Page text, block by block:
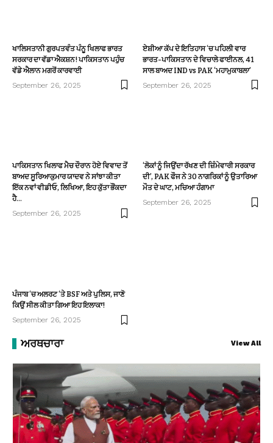
ਖਾਲਿਸਤਾਨੀ ਗੁਰਪਤਵੰਤ ਪੰਨੂ ਖਿਲਾਫ ਭਾਰਤ
ਸਰਕਾਰ ਦਾ ਵੱਡਾ ਐਕਸ਼ਨ! ਪਾਕਿਸਤਾਨ ਪਹੁੰਚ
ਵੱਡੇ ਐਲਾਨ ਮਗਰੋਂ ਕਾਰਵਾਈ
September 26, 2025
ਏਸ਼ੀਆ ਕੱਪ ਦੇ ਇਤਿਹਾਸ ‘ਚ ਪਹਿਲੀ ਵਾਰ
ਭਾਰਤ-ਪਾਕਿਸਤਾਨ ਦੇ ਵਿਚਾਲੇ ਫਾਈਨਲ, 41
ਸਾਲ ਬਾਅਦ IND vs PAK ‘ਮਹਾਮੁਕਾਬਲਾ’
September 26, 2025
ਪਾਕਿਸਤਾਨ ਖਿਲਾਫ ਮੈਚ ਦੌਰਾਨ ਹੋਏ ਵਿਵਾਦ ਤੋਂ
ਬਾਅਦ ਸੂਰਿਆਕੁਮਾਰ ਯਾਦਵ ਨੇ ਸਾਂਝਾ ਕੀਤਾ
ਇੱਕ ਨਵਾਂ ਵੀਡੀਓ, ਲਿਖਿਆ, ਇਹ ਕੁੱਤਾ ਭੌਂਕਦਾ
ਹੈ…
September 26, 2025
‘ਲੋਕਾਂ ਨੂੰ ਜਿਉਂਦਾ ਰੱਖਣ ਦੀ ਜ਼ਿੰਮੇਵਾਰੀ ਸਰਕਾਰ
ਦੀ’, PAK ਫੌਜ ਨੇ 30 ਨਾਗਰਿਕਾਂ ਨੂੰ ਉਤਾਰਿਆ
ਮੌਤ ਦੇ ਘਾਟ, ਮਚਿਆ ਹੰਗਾਮਾ
September 26, 2025
ਪੰਜਾਬ ‘ਚ ਅਲਰਟ ‘ਤੇ BSF ਅਤੇ ਪੁਲਿਸ, ਜਾਣੋ
ਕਿਉਂ ਸੀਲ ਕੀਤਾ ਗਿਆ ਇਹ ਇਲਾਕਾ!
September 26, 2025
ਅਰਥਚਾਰਾ View All